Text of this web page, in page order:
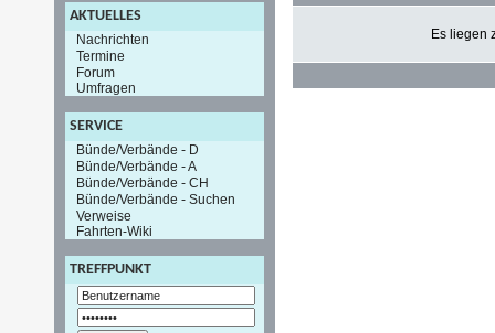
AKTUELLES
Nachrichten
Termine
Forum
Umfragen
SERVICE
Bünde/Verbände - D
Bünde/Verbände - A
Bünde/Verbände - CH
Bünde/Verbände - Suchen
Verweise
Fahrten-Wiki
TREFFPUNKT
Es liegen